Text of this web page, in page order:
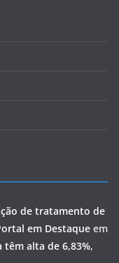
de tratamento de
em Destaque em
alta de 6,83%,